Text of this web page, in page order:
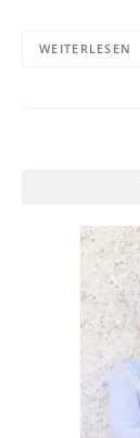
WEITERLESEN